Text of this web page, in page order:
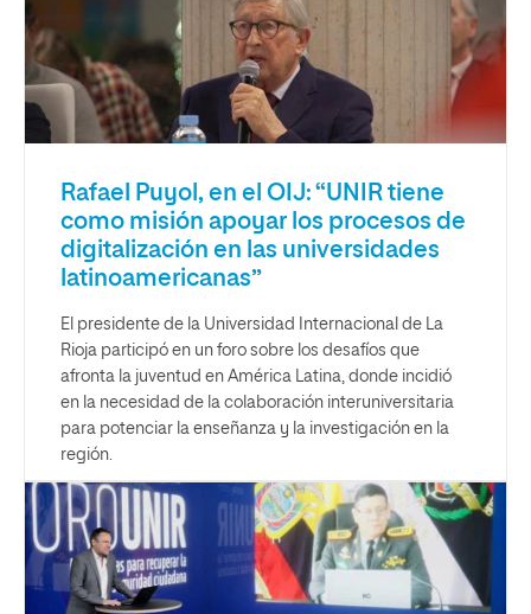
Rafael Puyol, en el OIJ: “UNIR tiene
como misión apoyar los procesos de
digitalización en las universidades
latinoamericanas”
El presidente de la Universidad Internacional de La
Rioja participó en un foro sobre los desafíos que
afronta la juventud en América Latina, donde incidió
en la necesidad de la colaboración interuniversitaria
para potenciar la enseñanza y la investigación en la
región.